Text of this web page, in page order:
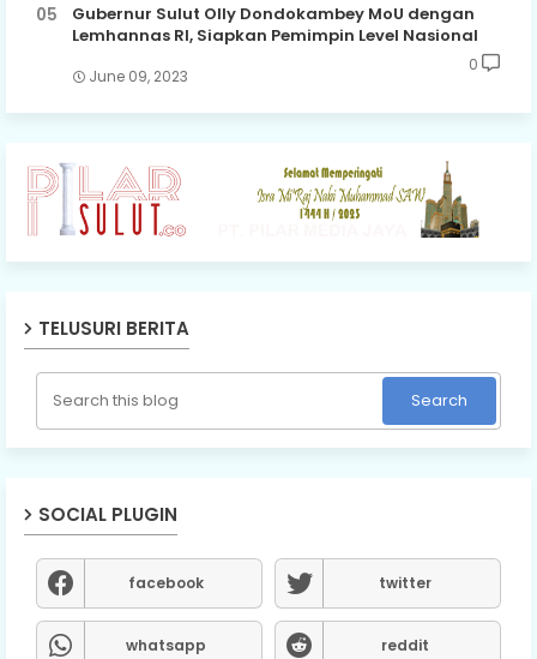
Gubernur Sulut Olly Dondokambey MoU dengan
Lemhannas RI, Siapkan Pemimpin Level Nasional
June 09, 2023
0
TELUSURI BERITA
SOCIAL PLUGIN
facebook twitter
whatsapp reddit